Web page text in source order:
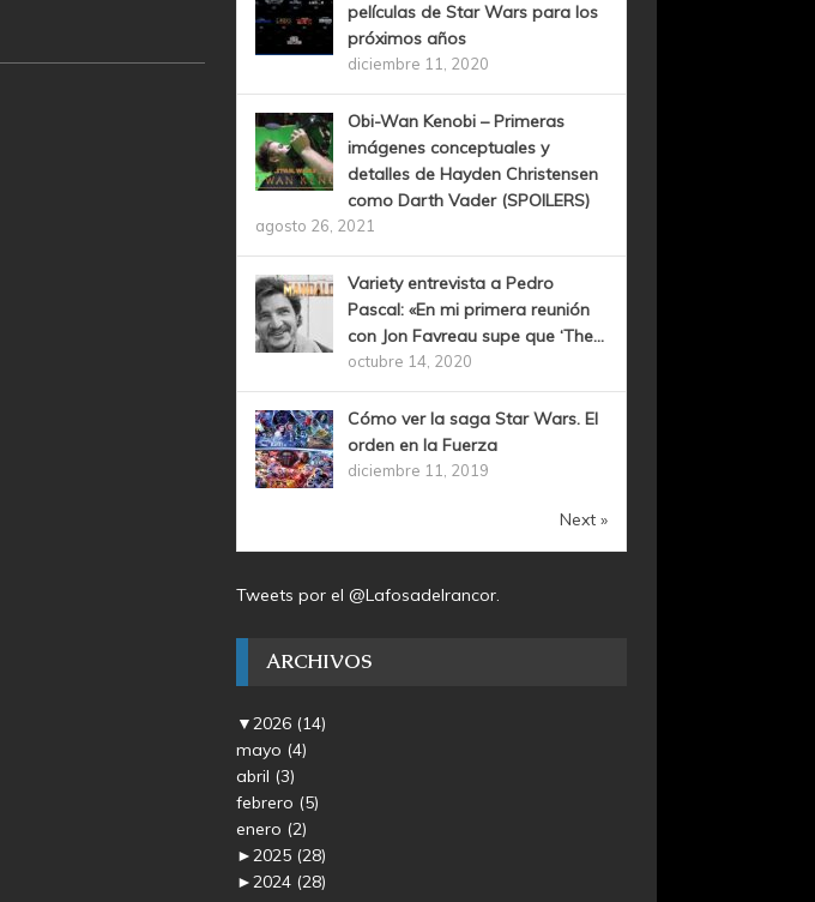
películas de Star Wars para los
próximos años
diciembre 11, 2020
Obi-Wan Kenobi – Primeras
imágenes conceptuales y
detalles de Hayden Christensen
como Darth Vader (SPOILERS)
agosto 26, 2021
Variety entrevista a Pedro
Pascal: «En mi primera reunión
con Jon Favreau supe que ‘The...
octubre 14, 2020
Cómo ver la saga Star Wars. El
orden en la Fuerza
diciembre 11, 2019
Next »
Tweets por el @Lafosadelrancor.
ARCHIVOS
▼2026 (14)
mayo (4)
abril (3)
febrero (5)
enero (2)
►2025 (28)
►2024 (28)